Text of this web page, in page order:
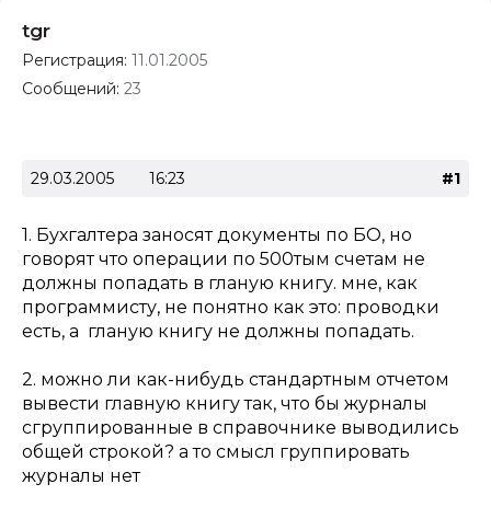
tgr
Регистрация: 11.01.2005
Сообщений: 23
29.03.2005 16:23 #1
1. Бухгалтера заносят документы по БО, но
говорят что операции по 500тым счетам не
должны попадать в гланую книгу. мне, как
программисту, не понятно как это: проводки
есть, а гланую книгу не должны попадать.
2. можно ли как-нибудь стандартным отчетом
вывести главную книгу так, что бы журналы
сгруппированные в справочнике выводились
общей строкой? а то смысл группировать
журналы нет